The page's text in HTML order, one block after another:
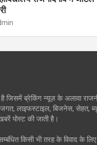
है जिसमें ब्रेकिंग न्यूज़ के अलावा
लाइफस्टाइल, बिजनेस, सेहत,
पोस्ट की जाती है।
किसी भी तरह के विवाद के